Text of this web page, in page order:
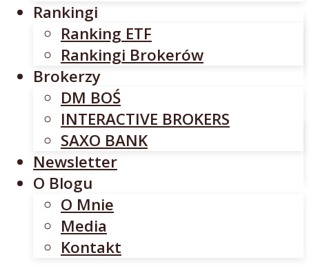
DM BOŚ
INTERACTIVE BROKERS
SAXO BANK
Newsletter
O Blogu
O Mnie
Media
Kontakt
Facebook
Twitter
LinkedIn
Rankingi
Ranking ETF
Rankingi Brokerów
Brokerzy
DM BOŚ
INTERACTIVE BROKERS
SAXO BANK
Newsletter
O Blogu
O Mnie
Media
Kontakt